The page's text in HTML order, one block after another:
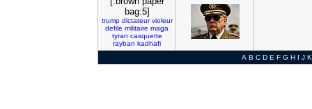
bag:5]
trump dictateur violeur
defile militaire maga
tyran casquette
rayban kadhafi
A B C D E F G H I J K